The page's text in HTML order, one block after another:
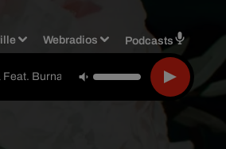
Webradios Podcasts
Feat. Burna Boy